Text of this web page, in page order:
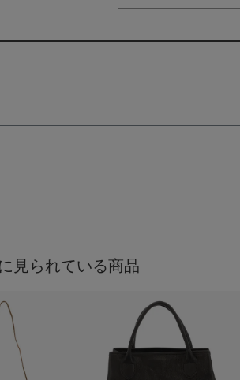
見られている商品